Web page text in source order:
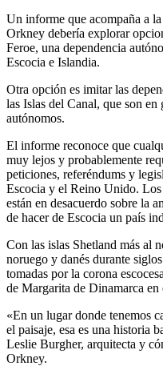
Un informe que acompaña a
Orkney debería explorar
Feroe, una dependencia
Escocia e Islandia.
Otra opción es imitar las
las Islas del Canal, que son en
autónomos.
El informe reconoce que
muy lejos y probablemente
peticiones, referéndums y
Escocia y el Reino Unido.
están en desacuerdo sobre la
de hacer de Escocia un país
Con las islas Shetland más al
noruego y danés durante
tomadas por la corona
de Margarita de Dinamarca
«En un lugar donde tenemos
el paisaje, esa es una historia
Leslie Burgher, arquitecta y
Orkney.